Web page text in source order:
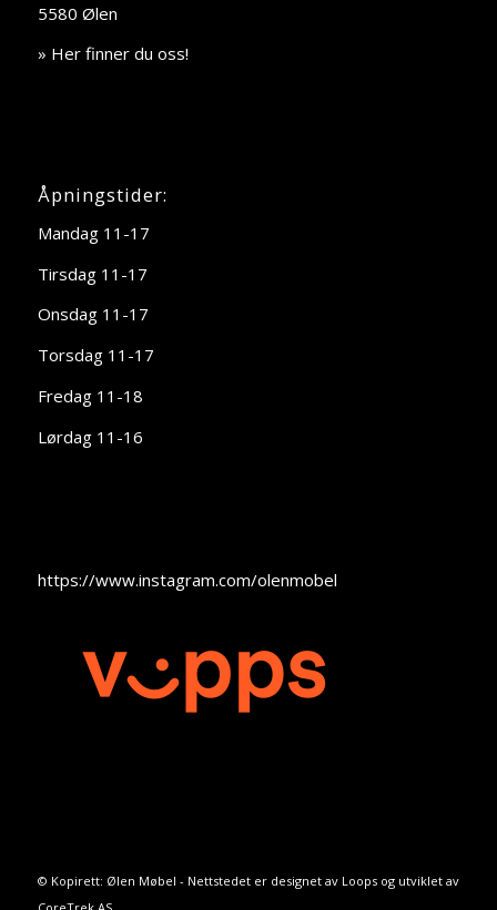
5580 Ølen
» Her finner du oss!
Åpningstider:
Mandag 11-17
Tirsdag 11-17
Onsdag 11-17
Torsdag 11-17
Fredag 11-18
Lørdag 11-16
https://www.instagram.com/olenmobel
© Kopirett: Ølen Møbel - Nettstedet er designet av Loopsog utviklet av